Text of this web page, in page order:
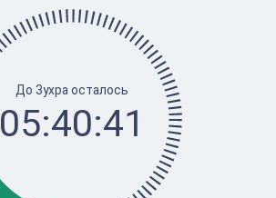
До Зухра осталось
05:40:41